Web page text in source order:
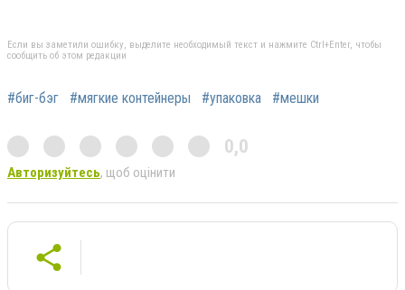
Если вы заметили ошибку, выделите необходимый текст и нажмите Ctrl+Enter, чтобы
сообщить об этом редакции
#биг-бэг #мягкие контейнеры #упаковка #мешки
0,0
Авторизуйтесь, щоб оцінити